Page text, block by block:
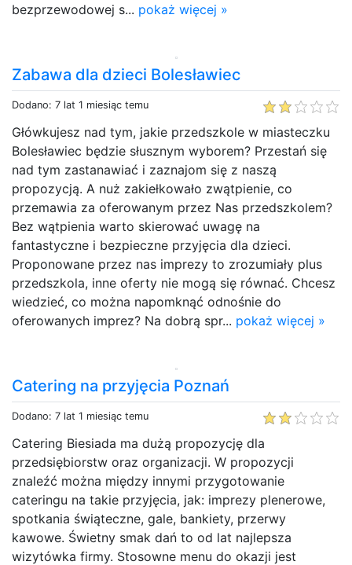
bezprzewodowej s... pokaż więcej »
Zabawa dla dzieci Bolesławiec
Dodano: 7 lat 1 miesiąc temu
Główkujesz nad tym, jakie przedszkole w miasteczku
Bolesławiec będzie słusznym wyborem? Przestań się
nad tym zastanawiać i zaznajom się z naszą
propozycją. A nuż zakiełkowało zwątpienie, co
przemawia za oferowanym przez Nas przedszkolem?
Bez wątpienia warto skierować uwagę na
fantastyczne i bezpieczne przyjęcia dla dzieci.
Proponowane przez nas imprezy to zrozumiały plus
przedszkola, inne oferty nie mogą się równać. Chcesz
wiedzieć, co można napomknąć odnośnie do
oferowanych imprez? Na dobrą spr... pokaż więcej »
Catering na przyjęcia Poznań
Dodano: 7 lat 1 miesiąc temu
Catering Biesiada ma dużą propozycję dla
przedsiębiorstw oraz organizacji. W propozycji
znaleźć można między innymi przygotowanie
cateringu na takie przyjęcia, jak: imprezy plenerowe,
spotkania świąteczne, gale, bankiety, przerwy
kawowe. Świetny smak dań to od lat najlepsza
wizytówka firmy. Stosowne menu do okazji jest